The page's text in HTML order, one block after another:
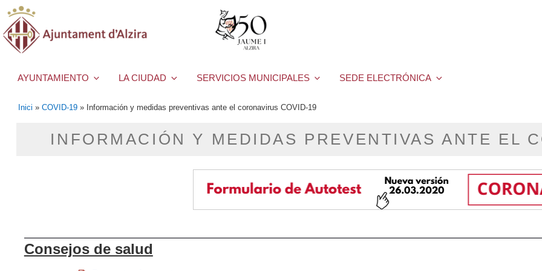
AYUNTAMIENTO LA CIUDAD SERVICIOS MUNICIPALES SEDE ELECTRÓNICA
Inici » COVID-19 » Información y medidas preventivas ante el coronavirus COVID-19
INFORMACIÓN Y MEDIDAS PREVENTIVAS ANTE EL
Consejos de salud